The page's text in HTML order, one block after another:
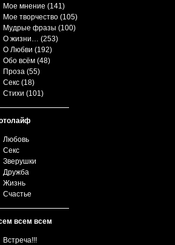
Мое мнение (141)
Мое творчество (105)
Мудрые фразы (100)
О жизни… (253)
О Любви (192)
Обо всём (48)
Проза (55)
Секс (18)
Стихи (101)
Любовь
Секс
Зверушки
Дружба
Жизнь
Счастье
всем всем
Встреча!!!